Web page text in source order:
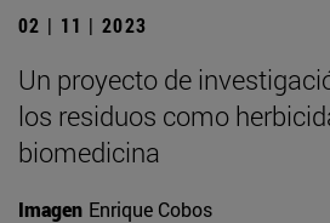
02 | 11 | 2023
Un proyecto de
los residuos como
biomedicina
Imagen Enrique Cobos